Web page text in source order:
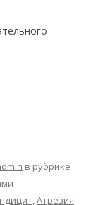
в рубрике
,Атрезия